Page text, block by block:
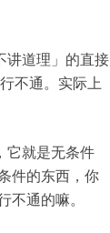
讲道理」的直接
不通。实际上
它就是无条件
件的东西，你
通的嘛。